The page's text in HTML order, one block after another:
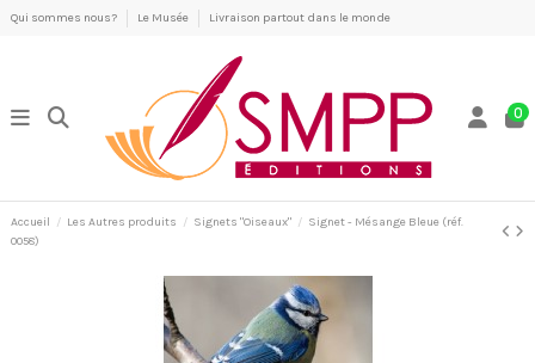
Qui sommes nous? Le Musée Livraison partout dans le monde
0
Accueil Les Autres produits Signets "Oiseaux"
Signet - Mésange Bleue (réf.
0058)